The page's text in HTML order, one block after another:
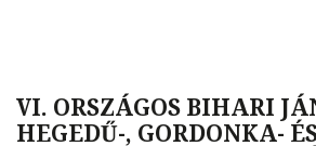
VI. ORSZÁGOS BIHARI
HEGEDŰ-, GORDONKA-